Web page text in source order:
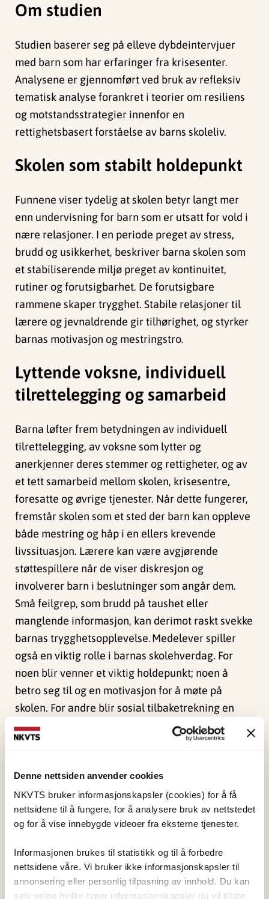
Denne nettsiden anvender cookies
NKVTS bruker informasjonskapsler (cookies) for å få
nettsidene til å fungere, for å analysere bruk av nettstedet
og for å vise innebygde videoer fra eksterne tjenester.
Informasjonen brukes til statistikk og til å forbedre
nettsidene våre. Vi bruker ikke informasjonskapsler til
annonsering eller personlig tilpasning av innhold. Du kan
selv velge hvilke typer informasjonskapsler du vil tillate.
Om studien
Studien baserer seg på elleve dybdeintervjuer
med barn som har erfaringer fra krisesenter.
Analysene er gjennomført ved bruk av refleksiv
tematisk analyse forankret i teorier om resiliens
og motstandsstrategier innenfor en
rettighetsbasert forståelse av barns skoleliv.
Skolen som stabilt holdepunkt
Funnene viser tydelig at skolen betyr langt mer
enn undervisning for barn som er utsatt for vold i
nære relasjoner. I en periode preget av stress,
brudd og usikkerhet, beskriver barna skolen som
et stabiliserende miljø preget av kontinuitet,
rutiner og forutsigbarhet. De forutsigbare
rammene skaper trygghet. Stabile relasjoner til
lærere og jevnaldrende gir tilhørighet, og styrker
barnas motivasjon og mestringstro.
Lyttende voksne, individuell
tilrettelegging og samarbeid
Barna løfter frem betydningen av individuell
tilrettelegging, av voksne som lytter og
anerkjenner deres stemmer og rettigheter, og av
et tett samarbeid mellom skolen, krisesentre,
foresatte og øvrige tjenester. Når dette fungerer,
fremstår skolen som et sted der barn kan oppleve
både mestring og håp i en ellers krevende
livssituasjon. Lærere kan være avgjørende
støttespillere når de viser diskresjon og
involverer barn i beslutninger som angår dem.
Små feilgrep, som brudd på taushet eller
manglende informasjon, kan derimot raskt svekke
barnas trygghetsopplevelse. Medelever spiller
også en viktig rolle i barnas skolehverdag. For
noen blir venner et viktig holdepunkt; noen å
betro seg til og en motivasjon for å møte på
skolen. For andre blir sosial tilbaketrekning en
måte å beskytte seg selv på.
skolehverdagen
Studien viser at barn utvikler kreative strategier
for å håndtere vanskelige følelser, som å søke
korte pauser alene eller å lage egne
sikkerhetsplaner sammen med trygge voksne og
venner. Strategiene brukes både for å regulere